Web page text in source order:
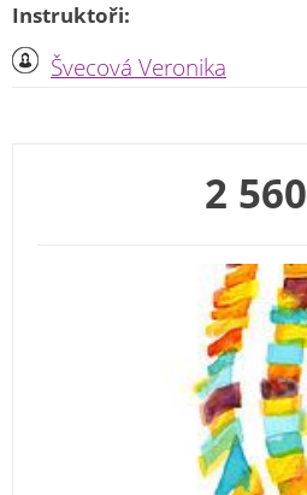
Instruktoři:
Švecová Veronika
2 560